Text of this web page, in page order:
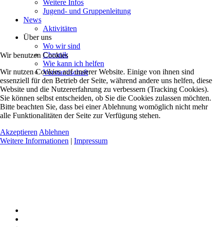
Weitere Infos
Jugend- und Gruppenleitung
News
Aktivitäten
Über uns
Wo wir sind
Chronik
Wie kann ich helfen
Vorstandschaft
Wir benutzen Cookies
Wir nutzen Cookies auf unserer Website. Einige von ihnen sind
essenziell für den Betrieb der Seite, während andere uns helfen, diese
Website und die Nutzererfahrung zu verbessern (Tracking Cookies).
Sie können selbst entscheiden, ob Sie die Cookies zulassen möchten.
Bitte beachten Sie, dass bei einer Ablehnung womöglich nicht mehr
alle Funktionalitäten der Seite zur Verfügung stehen.
Akzeptieren Ablehnen
Weitere Informationen | Impressum